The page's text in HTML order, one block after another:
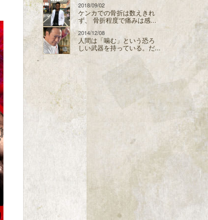
2018/09/02
ケンカでの骨折は数えきれ
ず、 骨折程度で痛みは感...
2014/12/08
人間は「噛む」という恐ろ
しい武器を持っている。だ...